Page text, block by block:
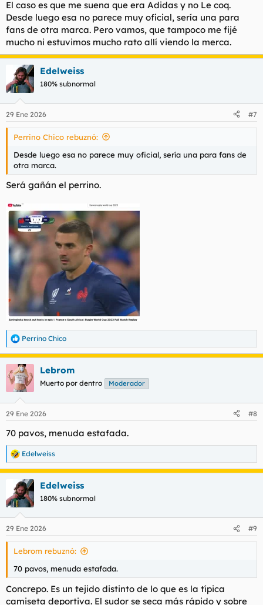
El caso es que me suena que era Adidas y no Le coq.
Desde luego esa no parece muy oficial, sería una para
fans de otra marca. Pero vamos, que tampoco me fijé
mucho ni estuvimos mucho rato allí viendo la merca.
Edelweiss
180% subnormal
29 Ene 2026 #7
Perrino Chico rebuznó:
Desde luego esa no parece muy oficial, sería una para fans de
otra marca.
Será gañán el perrino.
R
e
a
c
c
e
:
Perrino Chico
Lebrom
Muerto por dentro Moderador
29 Ene 2026 #8
70 pavos, menuda estafada.
R
e
a
c
i
e
s
Edelweiss
Edelweiss
180% subnormal
29 Ene 2026 #9
Lebrom rebuznó:
70 pavos, menuda estafada.
Concrepo. Es un tejido distinto de lo que es la típica
camiseta deportiva. El sudor se seca más rápido y sobre